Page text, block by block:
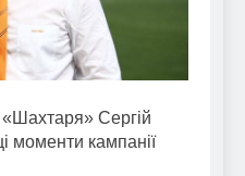
Сергій
моменти кампанії